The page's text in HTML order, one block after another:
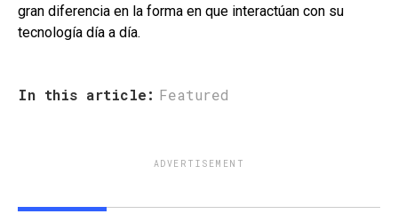
gran diferencia en la forma en que interactúan con su
tecnología día a día.
In this article: Featured
ADVERTISEMENT